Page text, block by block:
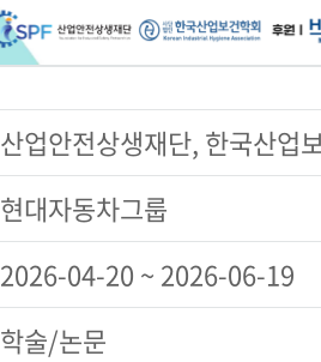
산업안전상생재단, 한국산업
현대자동차그룹
2026-04-20 ~ 2026-06-19
학술/논문